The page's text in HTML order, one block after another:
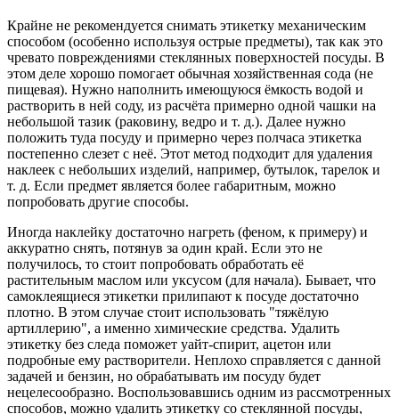
Крайне не рекомендуется снимать этикетку механическим
способом (особенно используя острые предметы), так как это
чревато повреждениями стеклянных поверхностей посуды. В
этом деле хорошо помогает обычная хозяйственная сода (не
пищевая). Нужно наполнить имеющуюся ёмкость водой и
растворить в ней соду, из расчёта примерно одной чашки на
небольшой тазик (раковину, ведро и т. д.). Далее нужно
положить туда посуду и примерно через полчаса этикетка
постепенно слезет с неё. Этот метод подходит для удаления
наклеек с небольших изделий, например, бутылок, тарелок и
т. д. Если предмет является более габаритным, можно
попробовать другие способы.
Иногда наклейку достаточно нагреть (феном, к примеру) и
аккуратно снять, потянув за один край. Если это не
получилось, то стоит попробовать обработать её
растительным маслом или уксусом (для начала). Бывает, что
самоклеящиеся этикетки прилипают к посуде достаточно
плотно. В этом случае стоит использовать "тяжёлую
артиллерию", а именно химические средства. Удалить
этикетку без следа поможет уайт-спирит, ацетон или
подробные ему растворители. Неплохо справляется с данной
задачей и бензин, но обрабатывать им посуду будет
нецелесообразно. Воспользовавшись одним из рассмотренных
способов, можно удалить этикетку со стеклянной посуды,